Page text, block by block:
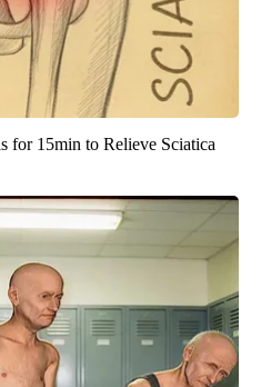
for 15min to Relieve Sciatica